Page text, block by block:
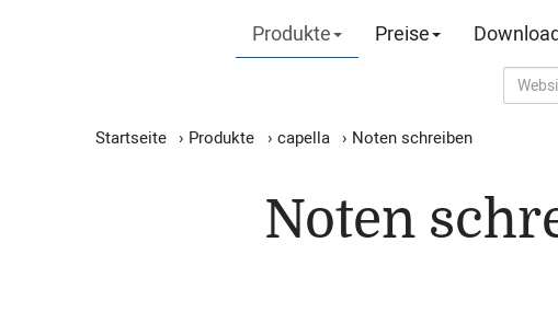
Produkte Preise
Startseite › Produkte › capella › Noten schreiben
Noten